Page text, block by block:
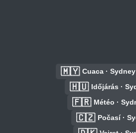
🇲🇾 Cuaca ·
🇭🇺 Időjárás ·
🇫🇷 Météo ·
🇨🇿 Počasí ·